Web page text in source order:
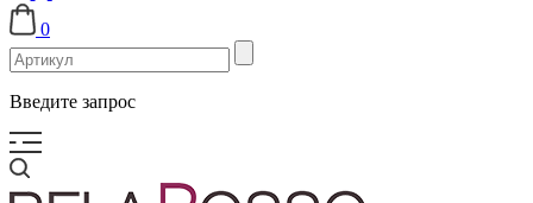
0
Введите запрос